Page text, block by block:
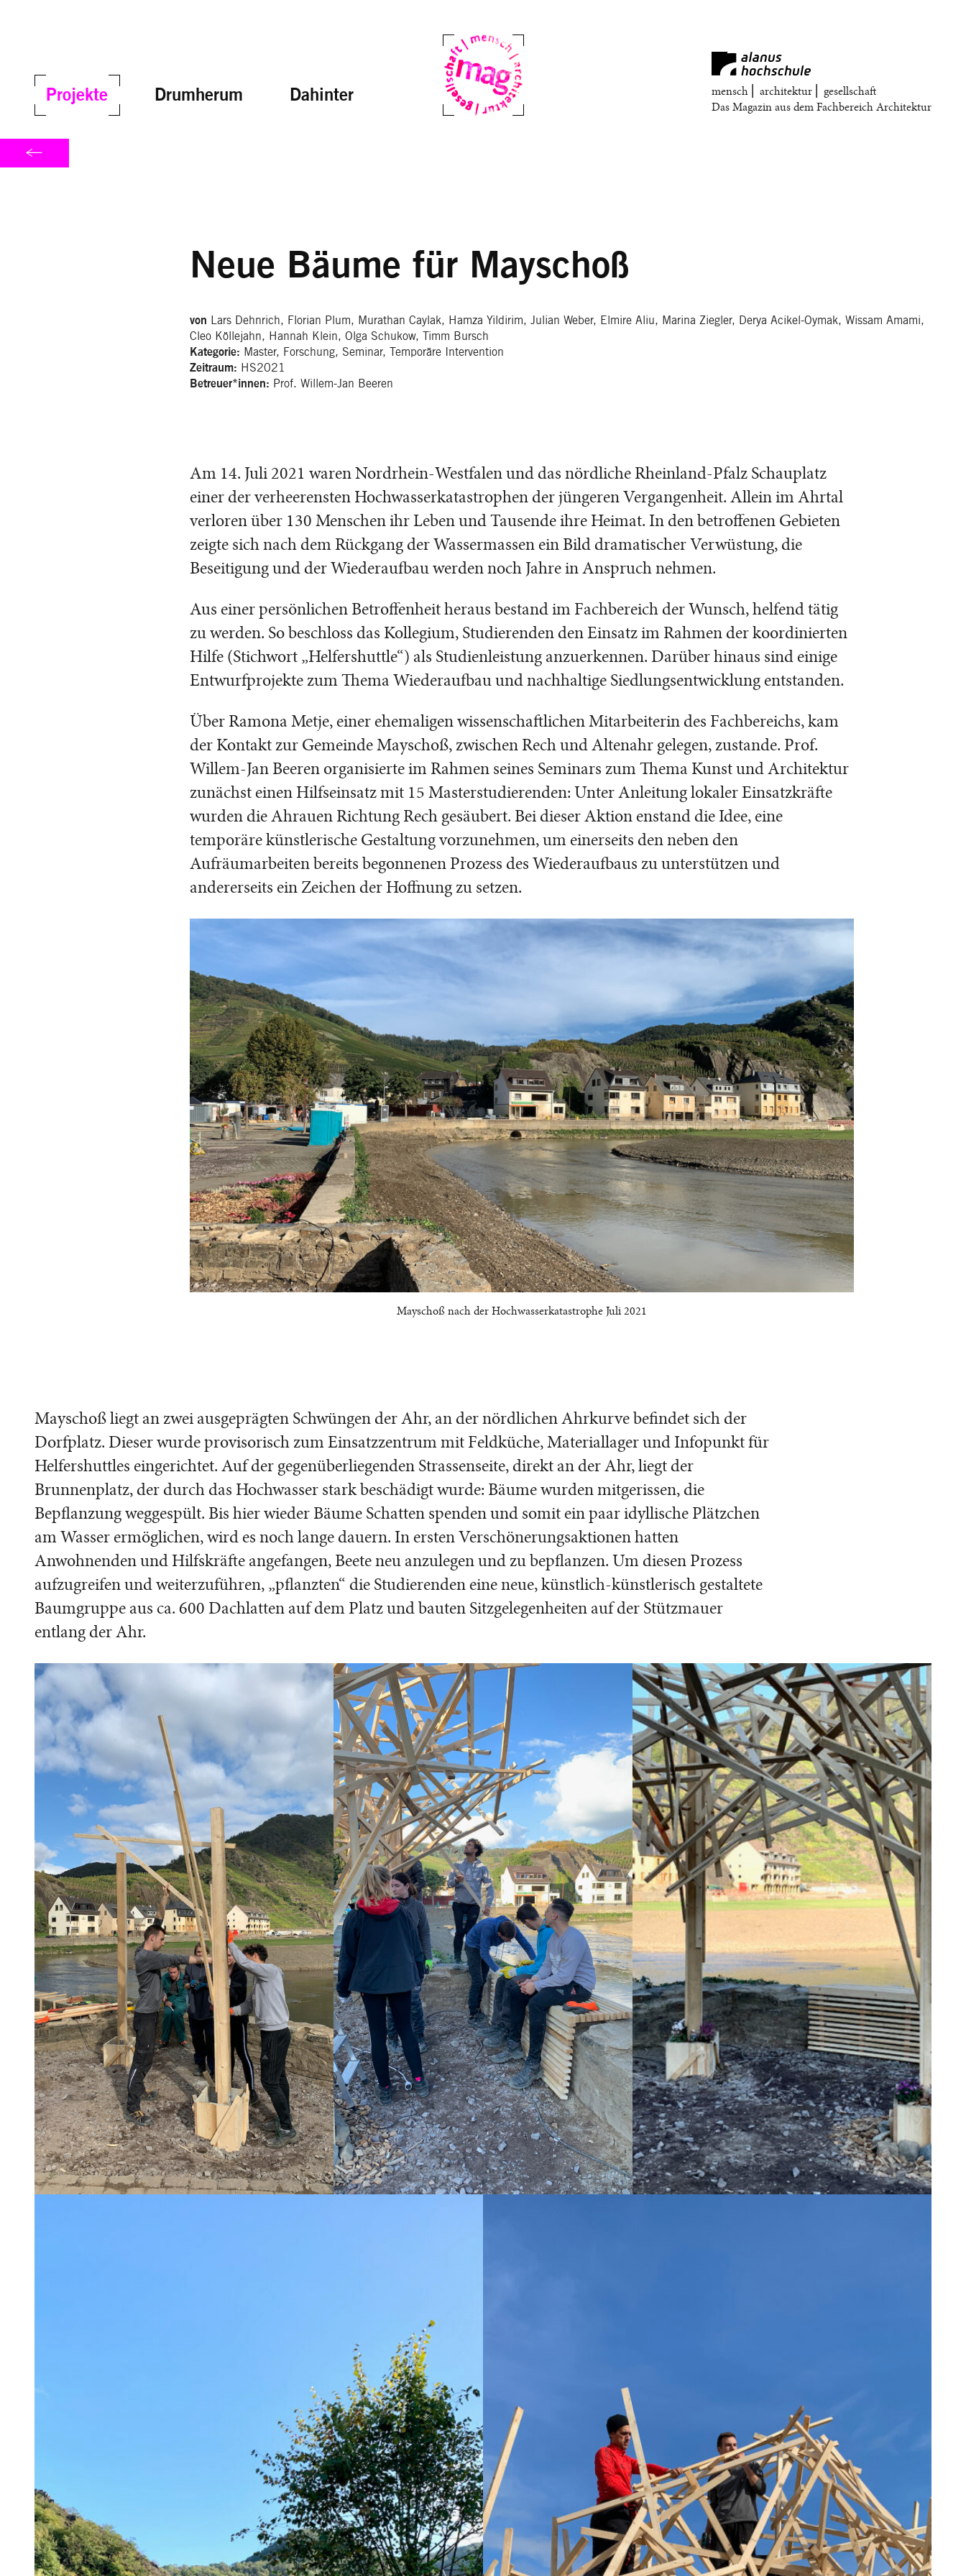
Projekte Drumherum Dahinter
Mag
mensch ⎜ architektur ⎜ gesellschaft
Das Magazin aus dem Fachbereich Architektur
Neue Bäume für Mayschoß
von Lars Dehnrich, Florian Plum, Murathan Caylak, Hamza Yildirim, Julian Weber, Elmire Aliu, Marina Ziegler, Derya Acikel-Oymak, Wissam Amami,
Cleo Köllejahn, Hannah Klein, Olga Schukow, Timm Bursch
Kategorie: Master, Forschung, Seminar, Temporäre Intervention
Zeitraum: HS2021
Betreuer*innen: Prof. Willem-Jan Beeren
Am 14. Juli 2021 waren Nordrhein-Westfalen und das nördliche Rheinland-Pfalz Schauplatz
einer der verheerensten Hochwasserkatastrophen der jüngeren Vergangenheit. Allein im Ahrtal
verloren über 130 Menschen ihr Leben und Tausende ihre Heimat. In den betroffenen Gebieten
zeigte sich nach dem Rückgang der Wassermassen ein Bild dramatischer Verwüstung, die
Beseitigung und der Wiederaufbau werden noch Jahre in Anspruch nehmen.
Aus einer persönlichen Betroffenheit heraus bestand im Fachbereich der Wunsch, helfend tätig
zu werden. So beschloss das Kollegium, Studierenden den Einsatz im Rahmen der koordinierten
Hilfe (Stichwort „Helfershuttle“) als Studienleistung anzuerkennen. Darüber hinaus sind einige
Entwurfprojekte zum Thema Wiederaufbau und nachhaltige Siedlungsentwicklung entstanden.
Über Ramona Metje, einer ehemaligen wissenschaftlichen Mitarbeiterin des Fachbereichs, kam
der Kontakt zur Gemeinde Mayschoß, zwischen Rech und Altenahr gelegen, zustande. Prof.
Willem-Jan Beeren organisierte im Rahmen seines Seminars zum Thema Kunst und Architektur
zunächst einen Hilfseinsatz mit 15 Masterstudierenden: Unter Anleitung lokaler Einsatzkräfte
wurden die Ahrauen Richtung Rech gesäubert. Bei dieser Aktion enstand die Idee, eine
temporäre künstlerische Gestaltung vorzunehmen, um einerseits den neben den
Aufräumarbeiten bereits begonnenen Prozess des Wiederaufbaus zu unterstützen und
andererseits ein Zeichen der Hoffnung zu setzen.
Mayschoß nach der Hochwasserkatastrophe Juli 2021
Mayschoß liegt an zwei ausgeprägten Schwüngen der Ahr, an der nördlichen Ahrkurve befindet sich der
Dorfplatz. Dieser wurde provisorisch zum Einsatzzentrum mit Feldküche, Materiallager und Infopunkt für
Helfershuttles eingerichtet. Auf der gegenüberliegenden Strassenseite, direkt an der Ahr, liegt der
Brunnenplatz, der durch das Hochwasser stark beschädigt wurde: Bäume wurden mitgerissen, die
Bepflanzung weggespült. Bis hier wieder Bäume Schatten spenden und somit ein paar idyllische Plätzchen
am Wasser ermöglichen, wird es noch lange dauern. In ersten Verschönerungsaktionen hatten
Anwohnenden und Hilfskräfte angefangen, Beete neu anzulegen und zu bepflanzen. Um diesen Prozess
aufzugreifen und weiterzuführen, „pflanzten“ die Studierenden eine neue, künstlich-künstlerisch gestaltete
Baumgruppe aus ca. 600 Dachlatten auf dem Platz und bauten Sitzgelegenheiten auf der Stützmauer
entlang der Ahr.